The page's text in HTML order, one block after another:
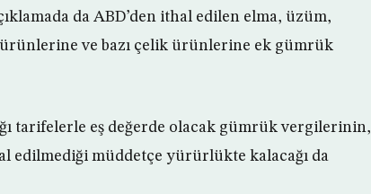
da ABD’den ithal edilen elma, üzüm,
ve bazı çelik ürünlerine ek gümrük
tarifelerle eş değerde olacak gümrük vergilerinin,
edilmediği müddetçe yürürlükte kalacağı da